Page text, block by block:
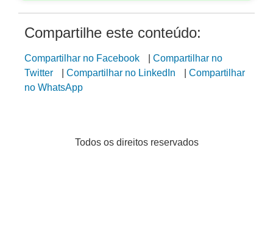
Compartilhe este conteúdo:
Compartilhar no Facebook
Compartilhar no
Twitter
Compartilhar no LinkedIn
Compartilhar
no WhatsApp
Todos os direitos reservados